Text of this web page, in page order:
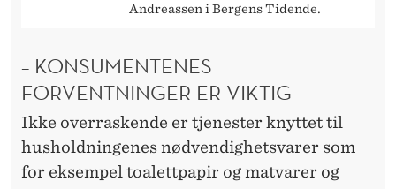
Andreassen i Bergens Tidende.
– KONSUMENTENES
FORVENTNINGER ER VIKTIG
Ikke overraskende er tjenester knyttet til
husholdningenes nødvendighetsvarer som
for eksempel toalettpapir og matvarer og